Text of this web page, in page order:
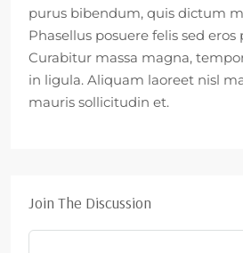
purus bibendum, quis dictum
Phasellus posuere felis sed
Curabitur massa magna,
in ligula. Aliquam laoreet nisl
mauris sollicitudin et.
Join The Discussion